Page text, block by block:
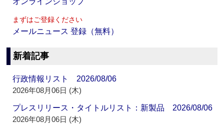
まずはご登録ください
メールニュース 登録（無料）
新着記事
行政情報リスト 2026/08/06
2026年08月06日 (木)
プレスリリース・タイトルリスト：新製品 2026/08/06
2026年08月06日 (木)